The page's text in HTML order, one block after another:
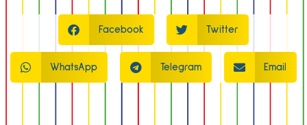
Facebook Twitter
WhatsApp Telegram Email